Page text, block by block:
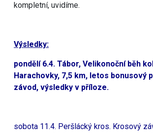
kompletní, uvidíme.
Výsledky:
pondělí 6.4. Tábor, Velikonoční běh
Harachovky, 7,5 km, letos bonusový
závod, výsledky v příloze.
sobota 11.4. Peršlácký kros. Krosový